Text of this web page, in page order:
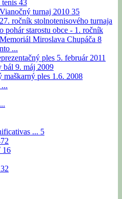
tenis 43
Vianočný turnaj 2010 35
27. ročník stolnotenisového turnaja
o pohár starostu obce - 1. ročník
Memoriál Miroslava Chupáča 8
...
ples 5. február 2011
bál 9. máj 2009
maškarný ples 1.6. 2008
... 5
16
32